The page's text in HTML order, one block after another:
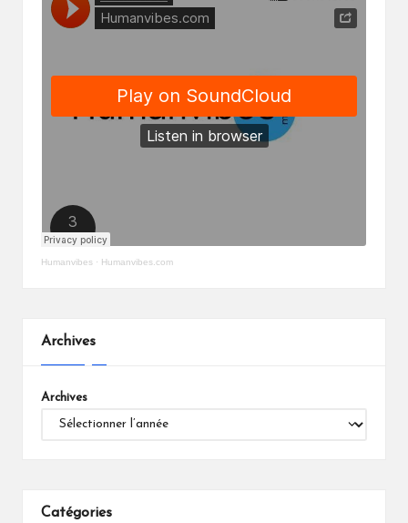
Humanvibes · Humanvibes.com
Archives
Archives
Catégories